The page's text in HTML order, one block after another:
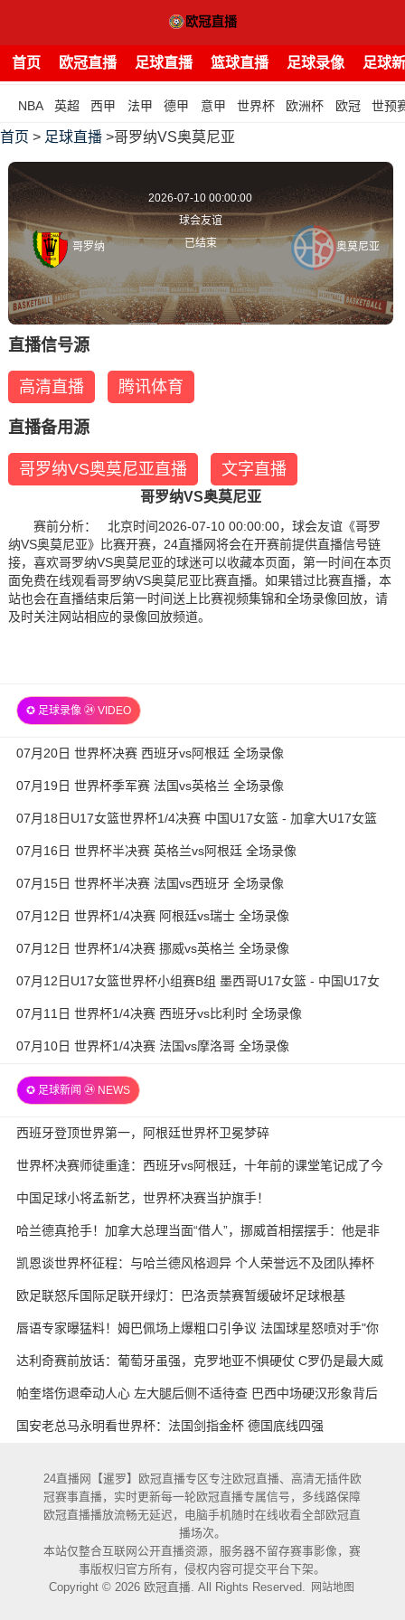
首页 欧冠直播 足球直播 篮球直播 足球录像 足球
NBA 英超 西甲 法甲 德甲 意甲 世界杯 欧洲杯 欧冠 世预
首页 > 足球直播 >哥罗纳VS奥莫尼亚
哥罗纳
2026-07-10 00:00:00
球会友谊
已结束
奥莫尼亚
直播信号源
高清直播 腾讯体育
直播备用源
哥罗纳VS奥莫尼亚直播 文字直播
哥罗纳VS奥莫尼亚
赛前分析： 北京时间2026-07-10 00:00:00，球会友谊《哥罗
纳VS奥莫尼亚》比赛开赛，24直播网将会在开赛前提供直播信号链
接，喜欢哥罗纳VS奥莫尼亚的球迷可以收藏本页面，第一时间在本页
面免费在线观看哥罗纳VS奥莫尼亚比赛直播。如果错过比赛直播，本
站也会在直播结束后第一时间送上比赛视频集锦和全场录像回放，请
及时关注网站相应的录像回放频道。
✪ 足球录像 ㉔ VIDEO
07月20日 世界杯决赛 西班牙vs阿根廷 全场录像
07月19日 世界杯季军赛 法国vs英格兰 全场录像
07月18日U17女篮世界杯1/4决赛 中国U17女篮 - 加拿大U17女篮
录像
07月16日 世界杯半决赛 英格兰vs阿根廷 全场录像
07月15日 世界杯半决赛 法国vs西班牙 全场录像
07月12日 世界杯1/4决赛 阿根廷vs瑞士 全场录像
07月12日 世界杯1/4决赛 挪威vs英格兰 全场录像
07月12日U17女篮世界杯小组赛B组 墨西哥U17女篮 - 中国U17女
篮 全场录像
07月11日 世界杯1/4决赛 西班牙vs比利时 全场录像
07月10日 世界杯1/4决赛 法国vs摩洛哥 全场录像
✪ 足球新闻 ㉔ NEWS
西班牙登顶世界第一，阿根廷世界杯卫冕梦碎
世界杯决赛师徒重逢：西班牙vs阿根廷，十年前的课堂笔记成了今
天的战术板
中国足球小将孟新艺，世界杯决赛当护旗手！
哈兰德真抢手！加拿大总理当面“借人”，挪威首相摆摆手：他是非
卖品
凯恩谈世界杯征程：与哈兰德风格迥异 个人荣誉远不及团队捧杯
欧足联怒斥国际足联开绿灯：巴洛贡禁赛暂缓破坏足球根基
唇语专家曝猛料！姆巴佩场上爆粗口引争议 法国球星怒喷对手"你
妈的X"
达利奇赛前放话：葡萄牙虽强，克罗地亚不惧硬仗 C罗仍是最大威
胁
帕奎塔伤退牵动人心 左大腿后侧不适待查 巴西中场硬汉形象背后
藏隐忧
国安老总马永明看世界杯：法国剑指金杯 德国底线四强
24直播网【暹罗】欧冠直播专区专注欧冠直播、高清无插件欧
冠赛事直播，实时更新每一轮欧冠直播专属信号，多线路保障
欧冠直播播放流畅无延迟，电脑手机随时在线收看全部欧冠直
播场次。
本站仅整合互联网公开直播资源，服务器不留存赛事影像，赛
事版权归官方所有，侵权内容可提交平台下架。
Copyright © 2026 欧冠直播. All Rights Reserved.
网站地图